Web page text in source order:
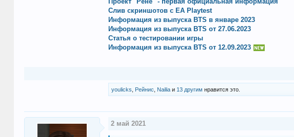
Слив скриншотов с EA Playtest
Информация из выпуска BTS в январе 2023
Информация из выпуска BTS от 27.06.2023
Статья о тестировании игры
Информация из выпуска BTS от 12.09.2023
youlicks Рейнис Nailiaи 13 другим нравится это.
2 май 2021